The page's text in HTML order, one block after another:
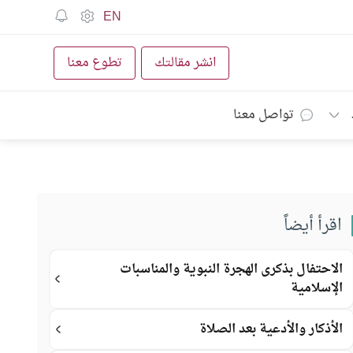
EN
انشر مقالتك تطوع معنا
تواصل معنا
اقرأ أيضاً
الاحتفال بذكرى الهجرة النبوية والمناسبات
الإسلامية
الأذكار والأدعية بعد الصلاة